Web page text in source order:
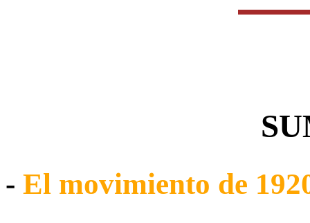
- El movimiento de